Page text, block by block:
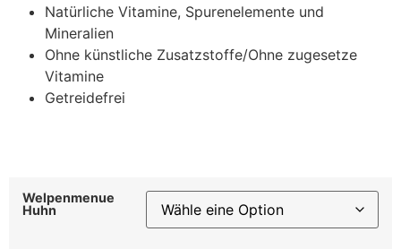
Natürliche Vitamine, Spurenelemente und
Mineralien
Ohne künstliche Zusatzstoffe/Ohne zugesetze
Vitamine
Getreidefrei
Welpenmenue
Huhn